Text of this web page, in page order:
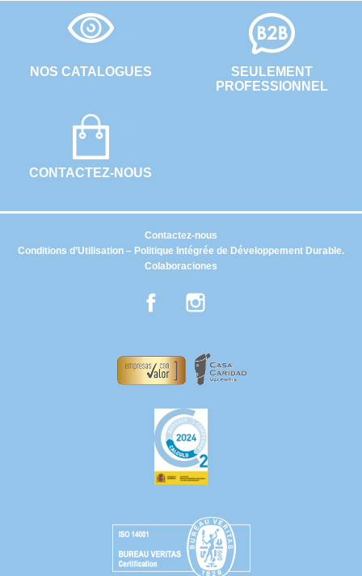
NOS CATALOGUES
CONTACTEZ-NOUS
SEULEMENT
PROFESSIONNEL
Conditions d’Utilisation – Politique Intégrée de Développement Durable.
Colaboraciones
Contactez-nous
Facebook